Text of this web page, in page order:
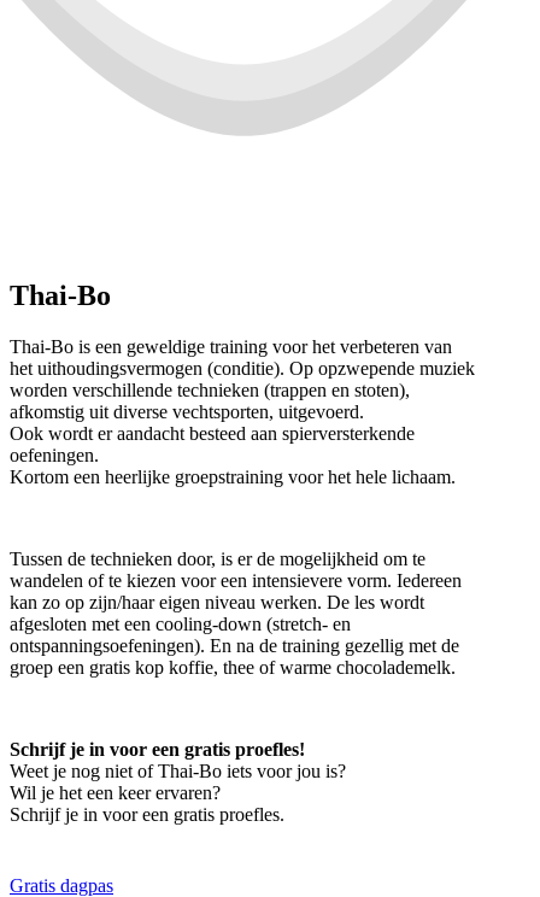
Thai-Bo
Thai-Bo is een geweldige training voor het verbeteren van
het uithoudingsvermogen (conditie). Op opzwepende muziek
worden verschillende technieken (trappen en stoten),
afkomstig uit diverse vechtsporten, uitgevoerd.
Ook wordt er aandacht besteed aan spierversterkende
oefeningen.
Kortom een heerlijke groepstraining voor het hele lichaam.
Tussen de technieken door, is er de mogelijkheid om te
wandelen of te kiezen voor een intensievere vorm. Iedereen
kan zo op zijn/haar eigen niveau werken. De les wordt
afgesloten met een cooling-down (stretch- en
ontspanningsoefeningen). En na de training gezellig met de
groep een gratis kop koffie, thee of warme chocolademelk.
Schrijf je in voor een gratis proefles!
Weet je nog niet of Thai-Bo iets voor jou is?
Wil je het een keer ervaren?
Schrijf je in voor een gratis proefles.
Gratis dagpas